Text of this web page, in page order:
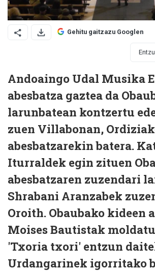
Gehitu gaitzazu Googlen
Andoaingo Udal Musika
abesbatza gaztea da
larunbatean kontzertu
zuen Villabonan,
abesbatzarekin batera.
Iturraldek egin zituen
abesbatzaren zuzendari
Shrabani Aranzabek
Oroith. Obaubako kideen
Moises Bautistak
'Txoria txori' entzun
Urdangarinek igorritako